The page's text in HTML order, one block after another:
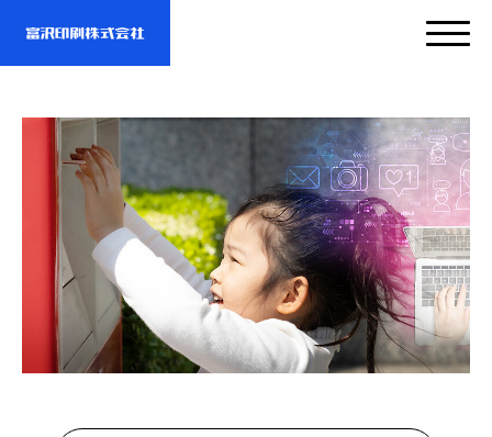
- サービスTOP
- 映像・動画制作
- ぎぞらーず
- デザイン
企業情報
- 企業情報TOP
- ごあいさつ
実績紹介
お問い合わせ・資料DL